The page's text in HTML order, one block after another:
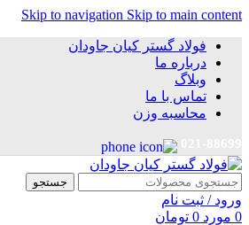
Skip to navigation Skip to main content
فولاد گستر کیان جاودان
درباره ما
وبلاگ
تماس با ما
محاسبه وزن
جستجو
ورود / ثبت نام
0 مورد 0 تومان